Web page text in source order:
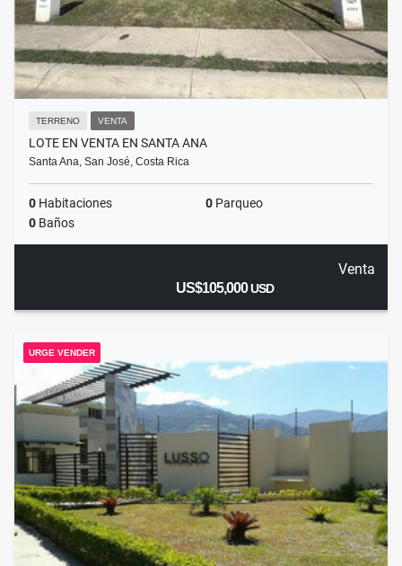
TERRENO VENTA
LOTE EN VENTA EN SANTA ANA
Santa Ana, San José, Costa Rica
0 Habitaciones 0 Parqueo
0 Baños
Venta
US$105,000USD
URGE VENDER